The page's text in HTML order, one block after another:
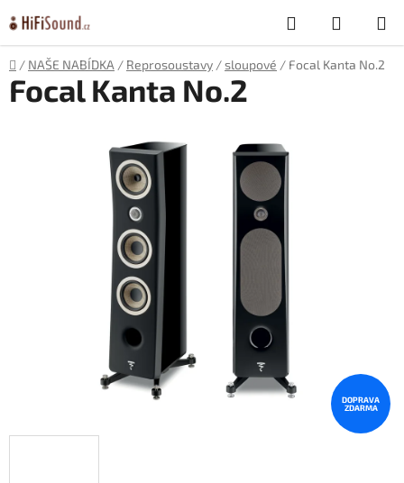
na
obsah
Hledat
KOŠÍK
Domů
/ NAŠE NABÍDKA / Reprosoustavy /sloupové / Focal Kanta No.2
Focal Kanta No.2
DOPRAVA
ZDARMA